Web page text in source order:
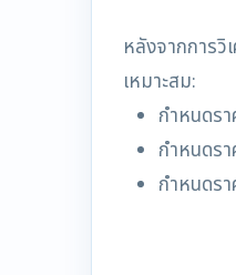
หลังจากการวิ
เหมาะสม:
กำหนดร
กำหนดร
กำหนดรา